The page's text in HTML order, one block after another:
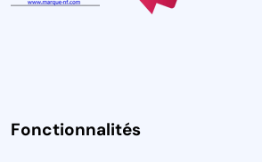
Fonctionnalités